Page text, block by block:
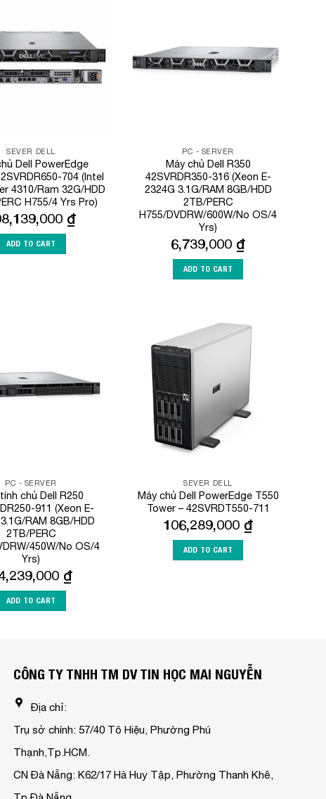
SEVER DELL
Dell PowerEdge
704 (Intel
4310/Ram 32G/HDD
H755/4 Yrs Pro)
₫
ADD TO CART
PC - SERVER
Máy chủ Dell R350
42SVRDR350-316 (Xeon E-
2324G 3.1G/RAM 8GB/HDD
2TB/PERC
H755/DVDRW/600W/No OS/4
Yrs)
6,739,000 ₫
ADD TO CART
PC - SERVER
chủ Dell R250
911 (Xeon E-
RAM 8GB/HDD
2TB/PERC
450W/No OS/4
Yrs)
₫
ADD TO CART
SEVER DELL
Máy chủ Dell PowerEdge T550
Tower – 42SVRDT550-711
106,289,000 ₫
ADD TO CART
CÔNG TY TNHH TM DV TIN HỌC MAI NGUYỄN
Địa chỉ:
Trụ sở chính: 57/40 Tô Hiệu, Phường Phú
Thạnh,Tp.HCM.
CN Đà Nẵng: K62/17 Hà Huy Tập, Phường Thanh Khê,